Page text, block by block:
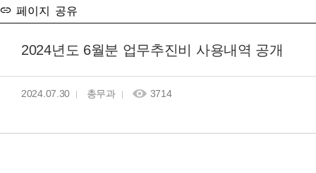
페이지 공유
2024년도 6월분 업무추진비 사용내역 공개
2024.07.30 총무과 3714